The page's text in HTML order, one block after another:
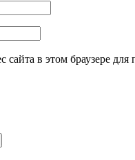
сайта в этом браузере